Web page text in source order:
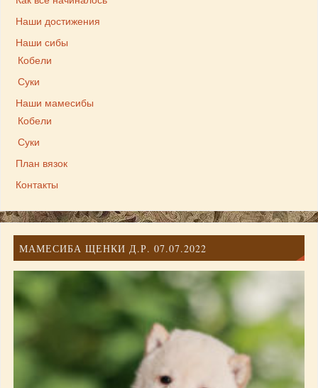
Наши достижения
Наши сибы
Кобели
Суки
Наши мамесибы
Кобели
Суки
План вязок
Контакты
МАМЕСИБА ЩЕНКИ Д.Р. 07.07.2022